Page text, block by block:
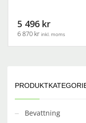
5 496 kr
6 870 kr inkl. moms
Bevattning